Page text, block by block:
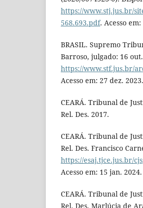
https://www.stj.jus.br/
568.693.pdf. Acesso
BRASIL. Supremo
Barroso, julgado: 16
https://www.stf.jus.br/
Acesso em: 27 dez. 2023.
CEARÁ. Tribunal de
Rel. Des. 2017.
CEARÁ. Tribunal de
Rel. Des. Francisco
https://esaj.tjce.jus.br/
Acesso em: 15 jan. 2024.
CEARÁ. Tribunal de
Rel. Des. Marlúcia de